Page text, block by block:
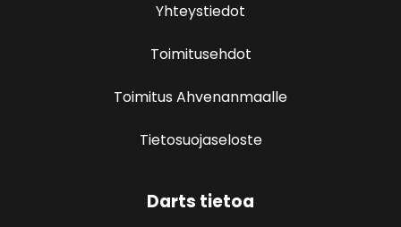
Yhteystiedot
Toimitusehdot
Toimitus Ahvenanmaalle
Tietosuojaseloste
Darts tietoa